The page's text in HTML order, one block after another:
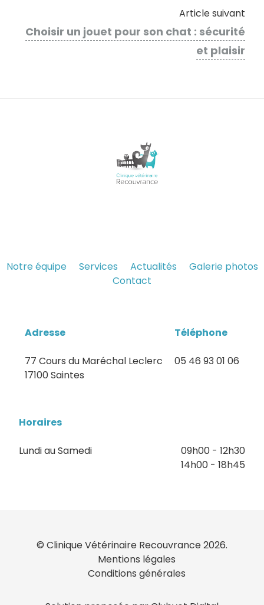
Article suivant
Choisir un jouet pour son chat : sécurité
et plaisir
Notre équipe Services Actualités
Galerie photos
Contact
Adresse
77 Cours du Maréchal Leclerc
17100 Saintes
Téléphone
05 46 93 01 06
Horaires
Lundi au Samedi
09h00 - 12h30
14h00 - 18h45
© Clinique Vétérinaire Recouvrance 2026.
Mentions légales
Conditions générales